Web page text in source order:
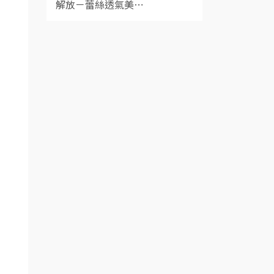
解放－蕾絲透氣美⋯